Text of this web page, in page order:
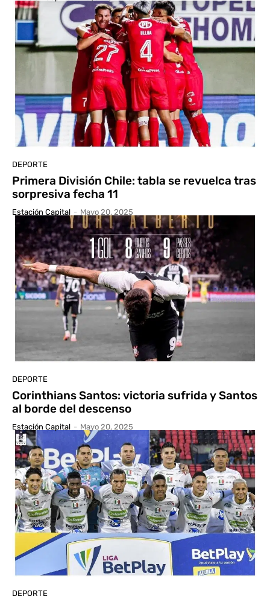
DEPORTE
Primera División Chile: tabla se revuelca tras
sorpresiva fecha 11
Estación Capital - Mayo 20, 2025
DEPORTE
Corinthians Santos: victoria sufrida y Santos
al borde del descenso
Estación Capital - Mayo 20, 2025
DEPORTE